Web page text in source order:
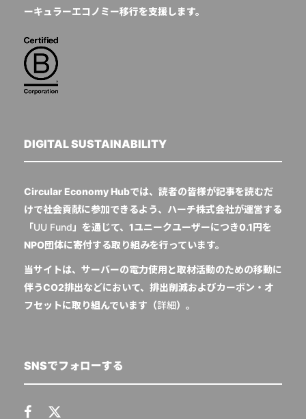
ーキュラーエコノミー移行を支援します。
DIGITAL SUSTAINABILITY
Circular Economy Hubでは、読者の皆様が記事を読むだ
けで社会貢献に参加できるよう、ハーチ株式会社が運営する
「UU Fund 」を通じて、1ユニークユーザーにつき0.1円を
NPO団体に寄付する取り組みを行っています。
当サイトは、サーバーの電力使用と取材活動のための移動に
伴うCO2排出などにおいて、排出削減およびカーボン・オ
フセットに取り組んでいます（詳細）。
SNSでフォローする